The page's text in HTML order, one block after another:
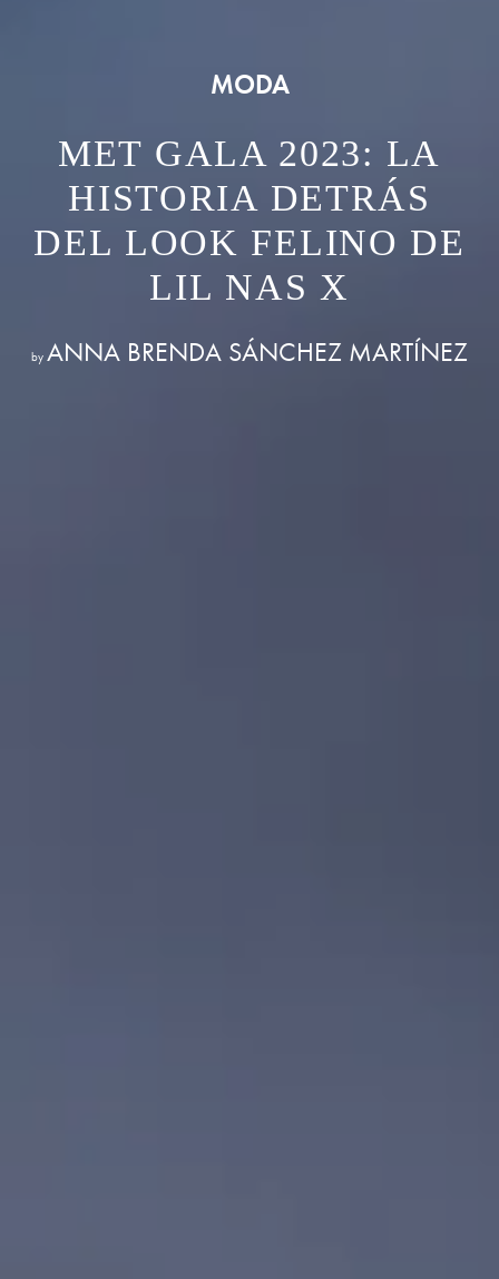
MODA
MET GALA 2023: LA
HISTORIA DETRÁS
DEL LOOK FELINO DE
LIL NAS X
by ANNA BRENDA SÁNCHEZ MARTÍNEZ